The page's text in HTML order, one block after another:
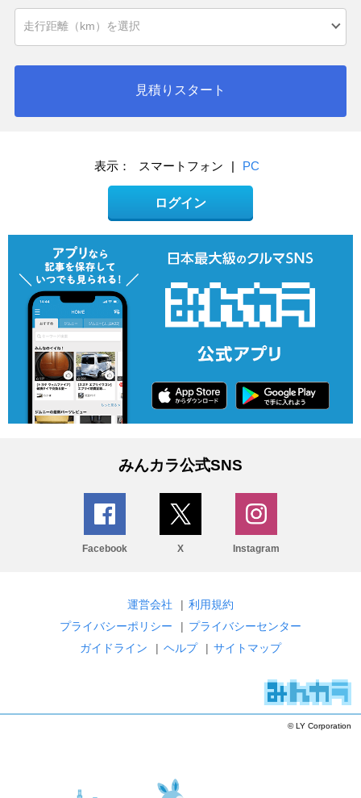
見積りスタート
表示： スマートフォン | PC
ログイン
みんカラ公式SNS
Facebook X Instagram
運営会社 | 利用規約
プライバシーポリシー
| プライバシーセンター
ガイドライン
| ヘルプ | サイトマップ
© LY Corporation